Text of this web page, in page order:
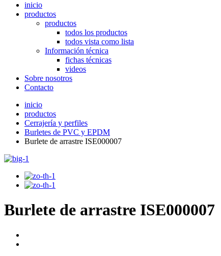
inicio
productos
productos
todos los productos
todos vista como lista
Información técnica
fichas técnicas
videos
Sobre nosotros
Contacto
inicio
productos
Cerrajería y perfiles
Burletes de PVC y EPDM
Burlete de arrastre ISE000007
Burlete de arrastre ISE000007